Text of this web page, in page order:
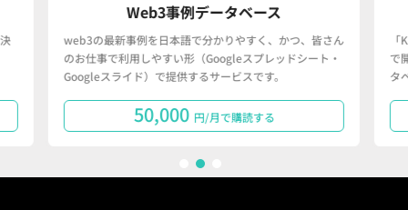
Web3事例データベース
web3の最新事例を日本語で分かりやすく、かつ、皆さん
のお仕事で利用しやすい形（Googleスプレッドシート・
Googleスライド）で提供するサービスです。
50,000 円/月で購読する
で
タ